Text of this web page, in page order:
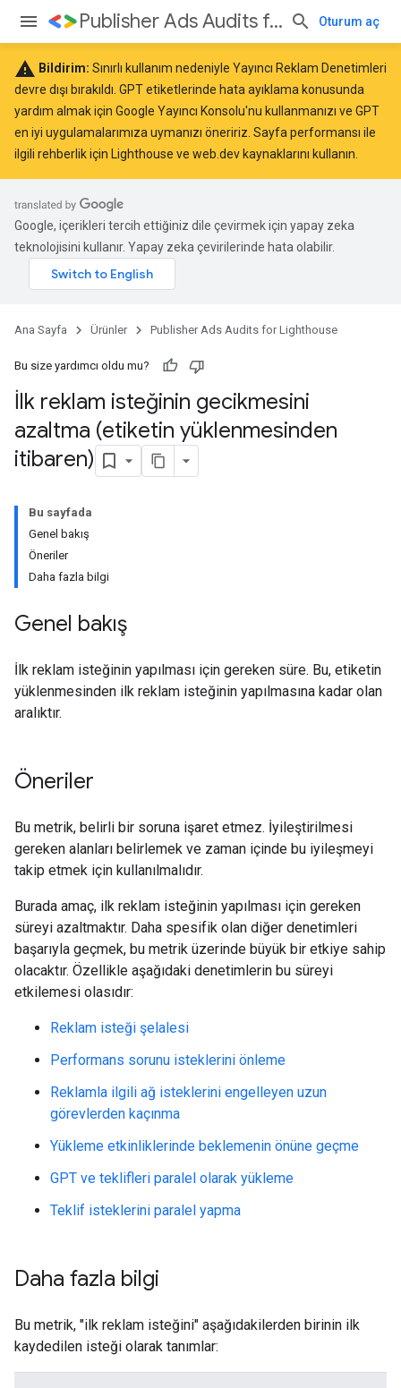
Publisher Ads Audits for Lighthouse Oturum aç
warning Bildirim: Sınırlı kullanım nedeniyle Yayıncı Reklam Denetimleri
devre dışı bırakıldı. GPT etiketlerinde hata ayıklama konusunda
yardım almak için Google Yayıncı Konsolu'nu kullanmanızı ve GPT
en iyi uygulamalarımıza uymanızı öneririz. Sayfa performansı ile
ilgili rehberlik için Lighthouse ve web.dev kaynaklarını kullanın.
Google, içerikleri tercih ettiğiniz dile çevirmek için yapay zeka
teknolojisini kullanır. Yapay zeka çevirilerinde hata olabilir.
Ana Sayfa Ürünler Publisher Ads Audits for Lighthouse
Bu size yardımcı oldu mu?
İlk reklam isteğinin gecikmesini
azaltma (etiketin yüklenmesinden
itibaren)
Bu sayfada
Genel bakış
Öneriler
Daha fazla bilgi
Genel bakış
İlk reklam isteğinin yapılması için gereken süre. Bu, etiketin
yüklenmesinden ilk reklam isteğinin yapılmasına kadar olan
aralıktır.
Öneriler
Bu metrik, belirli bir soruna işaret etmez. İyileştirilmesi
gereken alanları belirlemek ve zaman içinde bu iyileşmeyi
takip etmek için kullanılmalıdır.
Burada amaç, ilk reklam isteğinin yapılması için gereken
süreyi azaltmaktır. Daha spesifik olan diğer denetimleri
başarıyla geçmek, bu metrik üzerinde büyük bir etkiye sahip
olacaktır. Özellikle aşağıdaki denetimlerin bu süreyi
etkilemesi olasıdır:
Reklam isteği şelalesi
Performans sorunu isteklerini önleme
Reklamla ilgili ağ isteklerini engelleyen uzun
görevlerden kaçınma
Yükleme etkinliklerinde beklemenin önüne geçme
GPT ve teklifleri paralel olarak yükleme
Teklif isteklerini paralel yapma
Daha fazla bilgi
Bu metrik, "ilk reklam isteğini" aşağıdakilerden birinin ilk
kaydedilen isteği olarak tanımlar: